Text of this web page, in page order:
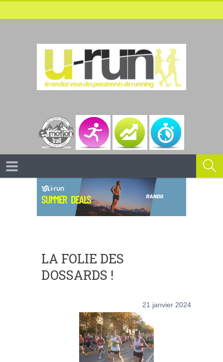
LA FOLIE DES
DOSSARDS !
21 janvier 2024